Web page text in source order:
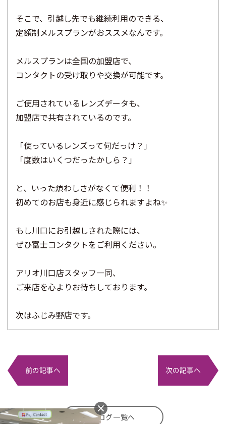
そこで、引越し先でも継続利用のできる、
定額制メルスプランがおススメなんです。
メルスプランは全国の加盟店で、
コンタクトの受け取りや交換が可能です。
ご使用されているレンズデータも、
加盟店で共有されているのです。
「使っているレンズって何だっけ？」
「度数はいくつだったかしら？」
と、いった煩わしさがなくて便利！！
初めてのお店も身近に感じられますよね✨
もし川口にお引越しされた際には、
ぜひ富士コンタクトをご利用ください。
アリオ川口店スタッフ一同、
ご来店を心よりお待ちしております。
次はふじみ野店です。
前の記事へ
ブログ一覧へ
次の記事へ